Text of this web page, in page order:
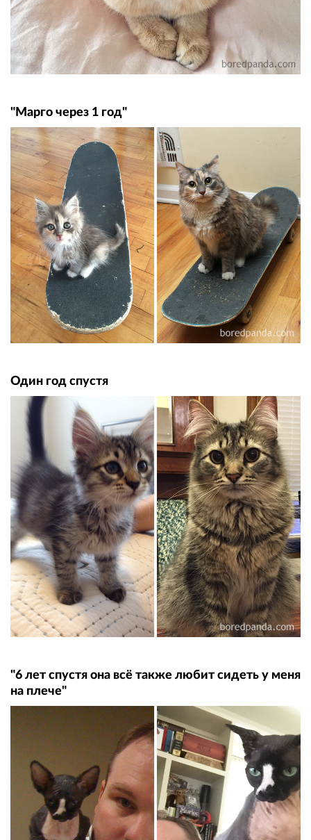
"Марго через 1 год"
Один год спустя
"6 лет спустя она всё также любит сидеть у меня
на плече"